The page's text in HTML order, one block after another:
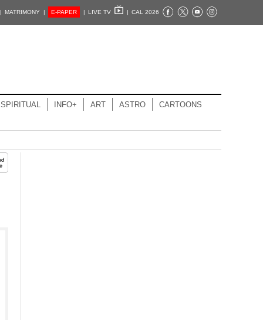
| MATRIMONY | E-PAPER | LIVE TV | CAL 2026
SPIRITUAL INFO+ ART ASTRO CARTOONS